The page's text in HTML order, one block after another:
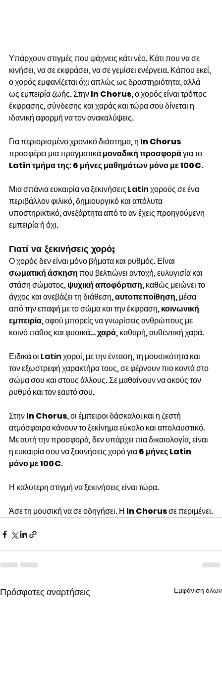
Υπάρχουν στιγμές που ψάχνεις κάτι νέο. Κάτι που να σε
κινήσει, να σε εκφράσει, να σε γεμίσει ενέργεια. Κάπου εκεί,
ο χορός εμφανίζεται όχι απλώς ως δραστηριότητα, αλλά
ως εμπειρία ζωής. Στην In Chorus, ο χορός είναι τρόπος
έκφρασης, σύνδεσης και χαράς και τώρα σου δίνεται η
ιδανική αφορμή να τον ανακαλύψεις.
Για περιορισμένο χρονικό διάστημα, η In Chorus
προσφέρει μια πραγματικά μοναδική προσφορά για το
Latin τμήμα της: 6 μήνες μαθημάτων μόνο με 100€.
Μια σπάνια ευκαιρία να ξεκινήσεις Latin χορούς σε ένα
περιβάλλον φιλικό, δημιουργικό και απόλυτα
υποστηρικτικό, ανεξάρτητα από το αν έχεις προηγούμενη
εμπειρία ή όχι.
Γιατί να ξεκινήσεις χορό;
Ο χορός δεν είναι μόνο βήματα και ρυθμός. Είναι
σωματική άσκηση που βελτιώνει αντοχή, ευλυγισία και
στάση σώματος, ψυχική αποφόρτιση, καθώς μειώνει το
άγχος και ανεβάζει τη διάθεση, αυτοπεποίθηση, μέσα
από την επαφή με το σώμα και την έκφραση, κοινωνική
εμπειρία, αφού μπορείς να γνωρίσεις ανθρώπους με
κοινό πάθος και φυσικά… χαρά, καθαρή, αυθεντική χαρά.
Ειδικά οι Latin χοροί, με την ένταση, τη μουσικότητα και
τον εξωστρεφή χαρακτήρα τους, σε φέρνουν πιο κοντά στο
σώμα σου και στους άλλους. Σε μαθαίνουν να ακούς τον
ρυθμό και τον εαυτό σου.
Στην In Chorus, οι έμπειροι δάσκαλοι και η ζεστή
ατμόσφαιρα κάνουν το ξεκίνημα εύκολο και απολαυστικό.
Με αυτή την προσφορά, δεν υπάρχει πια δικαιολογία, είναι
η ευκαιρία σου να ξεκινήσεις χορό για 6 μήνες Latin
μόνο με 100€.
Η καλύτερη στιγμή να ξεκινήσεις είναι τώρα.
Άσε τη μουσική να σε οδηγήσει. Η In Chorus σε περιμένει.
Πρόσφατες αναρτήσεις Εμφάνιση όλων